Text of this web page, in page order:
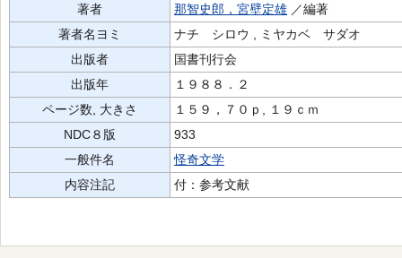
著者
那智史郎，宮壁定雄 ／編著
著者名ヨミ
ナチ シロウ , ミヤカベ サダオ
出版者
国書刊行会
出版年
１９８８．２
ページ数, 大きさ
１５９，７０ｐ, １９ｃｍ
NDC８版
933
一般件名
怪奇文学
内容注記
付：参考文献